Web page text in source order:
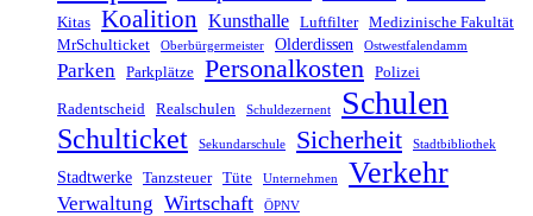
Kitas Koalition Kunsthalle Luftfilter
Medizinische Fakultät
MrSchulticket
Oberbürgermeister Olderdissen Ostwestfalendamm
Parken Parkplätze Personalkosten Polizei
Radentscheid Realschulen Schuldezernent Schulen
Schulticket Sekundarschule Sicherheit Stadtbibliothek
Stadtwerke Tanzsteuer Tüte Unternehmen Verkehr
Verwaltung Wirtschaft ÖPNV